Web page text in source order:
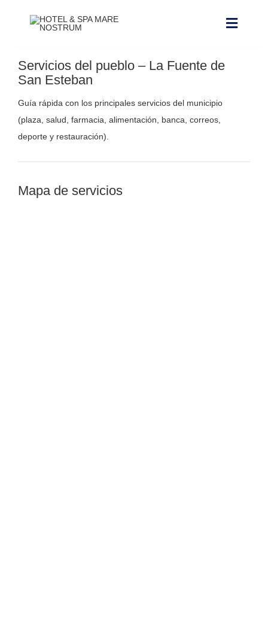
Toggle
NUESTRAS INSTALACIONES
RESERVAR ALOJAMIENTO
Servicios del pueblo – La Fuente de
San Esteban
Guía rápida con los principales servicios del municipio
(plaza, salud, farmacia, alimentación, banca, correos,
deporte y restauración).
Mapa de servicios